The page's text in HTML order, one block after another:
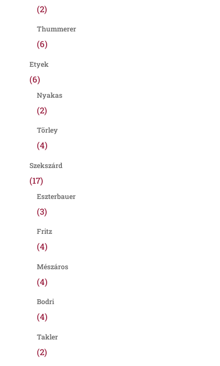
(2)
Thummerer
(6)
Etyek
(6)
Nyakas
(2)
Törley
(4)
Szekszárd
(17)
Eszterbauer
(3)
Fritz
(4)
Mészáros
(4)
Bodri
(4)
Takler
(2)